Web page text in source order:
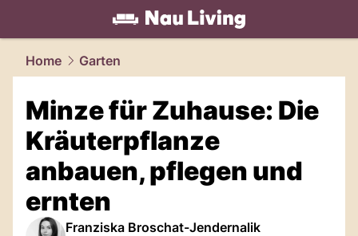
living.NAU.ch
Home Garten
Minze für Zuhause: Die
Kräuterpflanze
anbauen, pflegen und
ernten
Franziska Broschat-Jendernalik